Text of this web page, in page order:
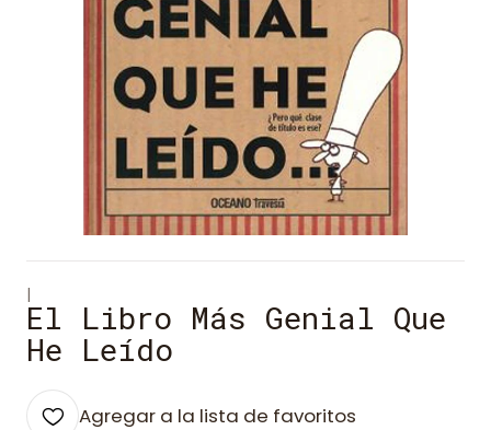
|
El Libro Más Genial Que
He Leído
Agregar a la lista de favoritos